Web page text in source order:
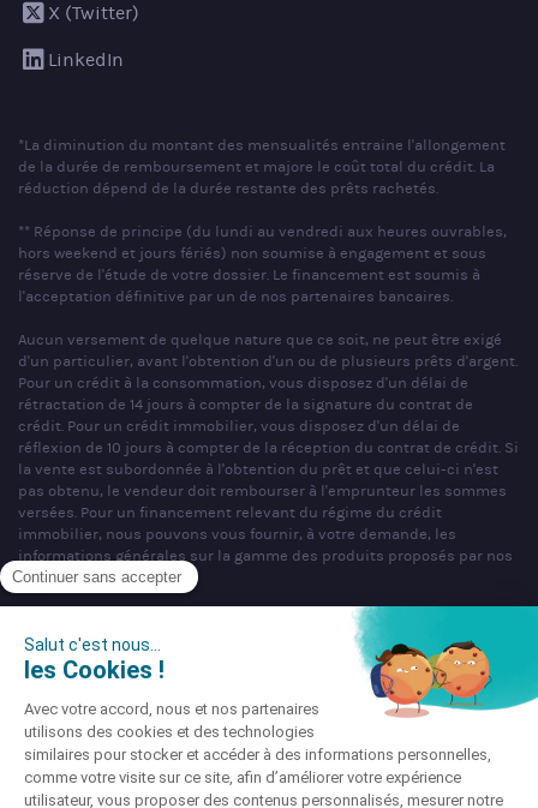
X (Twitter)
LinkedIn
*La diminution du montant des mensualités entraine l'allongement
de la durée de remboursement et majore le coût total du crédit. La
réduction dépend de la durée restante des prêts rachetés.
** Réponse de principe (du lundi au vendredi aux heures ouvrables,
hors weekend et jours fériés) non soumise à engagement et sous
réserve de l'étude de votre dossier. Le financement est soumis à
l'acceptation définitive par un de nos partenaires bancaires.
Aucun versement de quelque nature que ce soit, ne peut être exigé
d'un particulier, avant l'obtention d'un ou de plusieurs prêts d'argent.
Pour un crédit à la consommation, vous disposez d'un délai de
rétractation de 14 jours à compter de la signature du contrat de
crédit. Pour un crédit immobilier, vous disposez d'un délai de
réflexion de 10 jours à compter de la réception du contrat de crédit. Si
la vente est subordonnée à l'obtention du prêt et que celui-ci n'est
pas obtenu, le vendeur doit rembourser à l'emprunteur les sommes
versées. Pour un financement relevant du régime du crédit
immobilier, nous pouvons vous fournir, à votre demande, les
informations générales sur la gamme des produits proposés par nos
partenaires bancaires.
SAS PARTNERS FINANCES au capital de 1 000 000 € - R.C.S. Nancy
n°404 681 496 - siège social : 22 rue de Malzéville, 54000 NANCY -
Mandataire non exclusif en opérations de banques et en services de
paiement & Intermédiaire en assurance, Courtier en opérations de
banque et services de paiement (COBSP), Courtier d'assurance ou de
réassurance (COA), Mandataire d'Intermédiaire d'Assurance (MIA)
immatriculé sous le n°ORIAS 07 036 794 (www.orias.fr).
Société soumise au contrôle de l'Autorité de Contrôle Prudentiel et de
Résolution (ACPR), dont l'adresse est sis 4 Place de Budapest, CS